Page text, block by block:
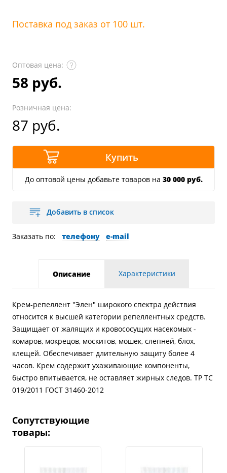
Поставка под заказ от 100 шт.
Оптовая цена:
58 руб.
Розничная цена:
87 руб.
Купить
До оптовой цены добавьте товаров на 30 000 руб.
Добавить в список
Заказать по: телефону e-mail
Описание Характеристики
Крем-репеллент "Элен" широкого спектра действия
относится к высшей категории репеллентных средств.
Защищает от жалящих и кровососущих насекомых -
комаров, мокрецов, москитов, мошек, слепней, блох,
клещей. Обеспечивает длительную защиту более 4
часов. Крем содержит ухаживающие компоненты,
быстро впитывается, не оставляет жирных следов. ТР ТС
019/2011 ГОСТ 31460-2012
Сопутствующие
товары: